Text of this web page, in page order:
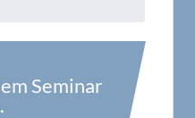
Seminar